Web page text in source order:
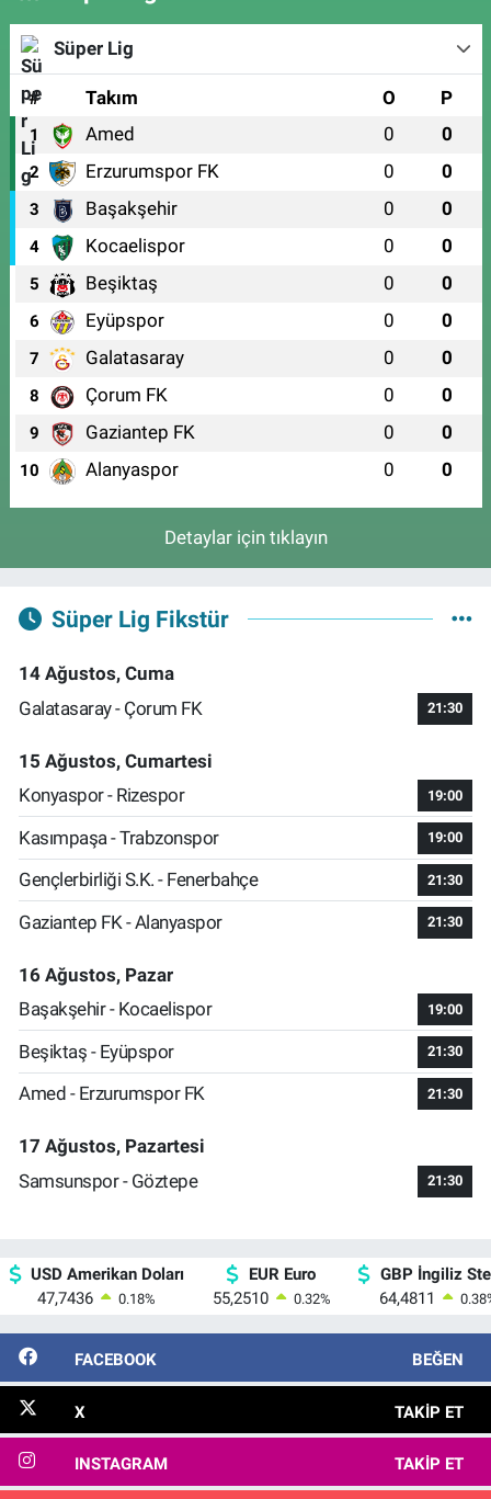
Süper Lig
# Takım O P
1 Amed 0 0
2 Erzurumspor FK 0 0
3 Başakşehir 0 0
4 Kocaelispor 0 0
5 Beşiktaş 0 0
6 Eyüpspor 0 0
7 Galatasaray 0 0
8 Çorum FK 0 0
9 Gaziantep FK 0 0
10 Alanyaspor 0 0
Detaylar için tıklayın
Süper Lig Fikstür
14 Ağustos, Cuma
Galatasaray - Çorum FK
21:30
15 Ağustos, Cumartesi
Konyaspor - Rizespor
19:00
Kasımpaşa - Trabzonspor 19:00
Gençlerbirliği S.K. - Fenerbahçe 21:30
Gaziantep FK - Alanyaspor 21:30
16 Ağustos, Pazar
Başakşehir - Kocaelispor
19:00
Beşiktaş - Eyüpspor 21:30
Amed - Erzurumspor FK 21:30
17 Ağustos, Pazartesi
Samsunspor - Göztepe
21:30
USD Amerikan Doları
47,7436
0.18%
EUR Euro
55,2510
0.32%
GBP İngiliz
64,4811
0.38
FACEBOOK BEĞEN
X TAKIP ET
INSTAGRAM TAKIP ET